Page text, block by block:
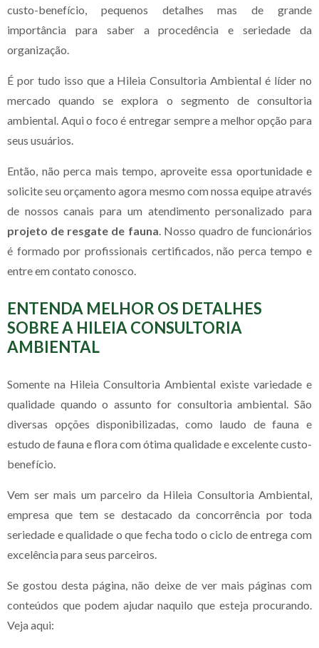
custo-benefício, pequenos detalhes mas de grande
importância para saber a procedência e seriedade da
organização.
É por tudo isso que a Hileia Consultoria Ambiental é líder no
mercado quando se explora o segmento de consultoria
ambiental. Aqui o foco é entregar sempre a melhor opção para
seus usuários.
Então, não perca mais tempo, aproveite essa oportunidade e
solicite seu orçamento agora mesmo com nossa equipe através
de nossos canais para um atendimento personalizado para
projeto de resgate de fauna. Nosso quadro de funcionários
é formado por profissionais certificados, não perca tempo e
entre em contato conosco.
ENTENDA MELHOR OS DETALHES
SOBRE A HILEIA CONSULTORIA
AMBIENTAL
Somente na Hileia Consultoria Ambiental existe variedade e
qualidade quando o assunto for consultoria ambiental. São
diversas opções disponibilizadas, como laudo de fauna e
estudo de fauna e flora com ótima qualidade e excelente custo-
benefício.
Vem ser mais um parceiro da Hileia Consultoria Ambiental,
empresa que tem se destacado da concorrência por toda
seriedade e qualidade o que fecha todo o ciclo de entrega com
excelência para seus parceiros.
Se gostou desta página, não deixe de ver mais páginas com
conteúdos que podem ajudar naquilo que esteja procurando.
Veja aqui: